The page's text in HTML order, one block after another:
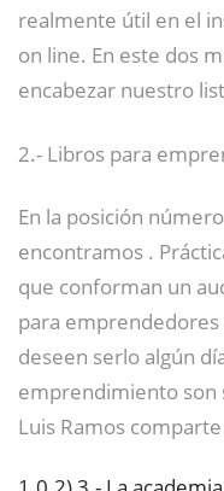
realmente útil en el
on line. En este dos
encabezar nuestro
2.- Libros para
En la posición
encontramos .
que conforman un
para
deseen serlo algún
emprendimiento son
Luis Ramos